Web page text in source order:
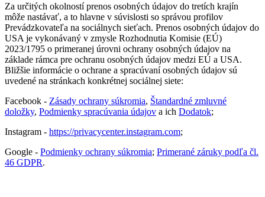
Za určitých okolností prenos osobných údajov do tretích krajín
môže nastávať, a to hlavne v súvislosti so správou profilov
Prevádzkovateľa na sociálnych sieťach. Prenos osobných údajov do
USA je vykonávaný v zmysle Rozhodnutia Komisie (EÚ)
2023/1795 o primeranej úrovni ochrany osobných údajov na
základe rámca pre ochranu osobných údajov medzi EÚ a USA.
Bližšie informácie o ochrane a spracúvaní osobných údajov sú
uvedené na stránkach konkrétnej sociálnej siete:
Facebook - Zásady ochrany súkromia, Štandardné zmluvné
doložky, Podmienky spracúvania údajov a ich Dodatok;
Instagram - https://privacycenter.instagram.com;
Google - Podmienky ochrany súkromia; Primerané záruky podľa čl.
46 GDPR.